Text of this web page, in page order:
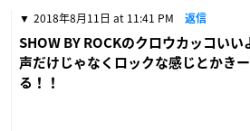
2018年8月11日 at 11:41 PM 返信
SHOW BY ROCKのクロウカッコいい
声だけじゃなくロックな感じとかき
る！！